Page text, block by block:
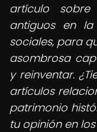
artículo
antiguos en
sociales, para
asombrosa
y reinventar.
artículos
patrimonio
tu opinión en